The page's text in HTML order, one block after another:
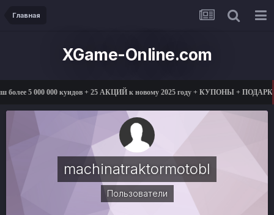
Главная
XGame-Online.com
5 000 000 куидов + 25 АКЦИЙ к новому 2025 году + КУПОНЫ + ПОДАРКИ
machinatraktormotobl
Пользователи